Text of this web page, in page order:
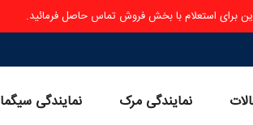
برای استعلام با بخش فروش تماس حاصل فرمائید.
نمایندگی مرک نمایندگی سیگما